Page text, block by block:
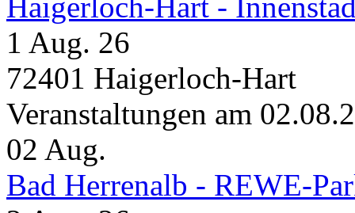
1 Aug. 26
72401 Haigerloch-Hart
Veranstaltungen am
02 Aug.
Bad Herrenalb - REWE-